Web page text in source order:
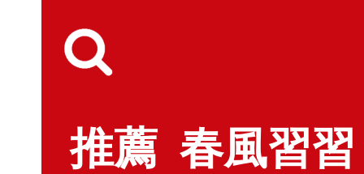
推薦 春風習習